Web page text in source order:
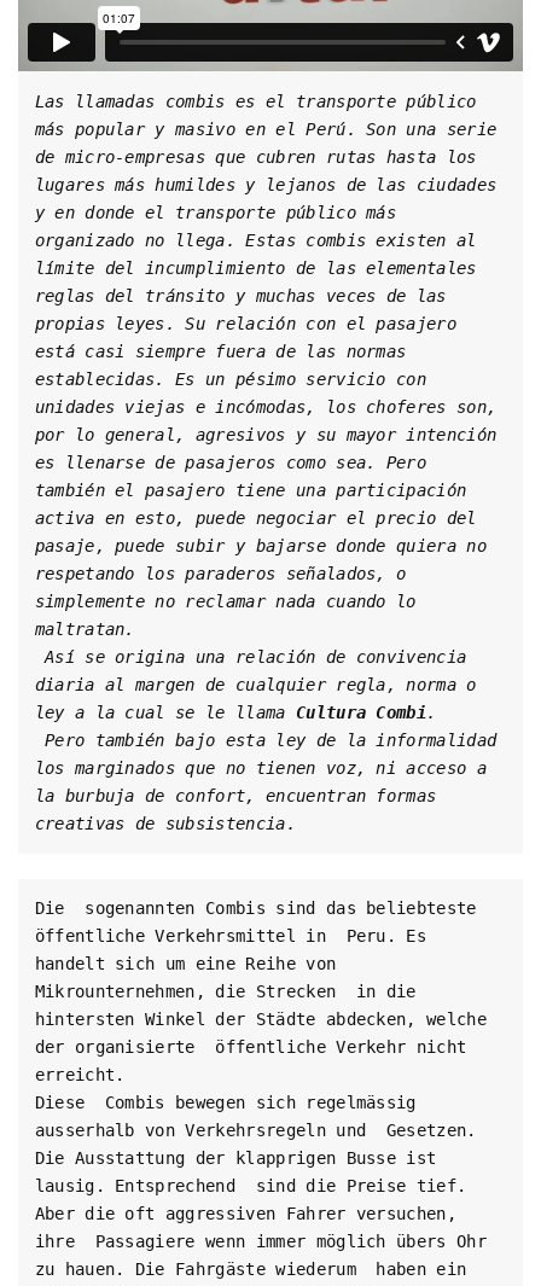
Las llamadas combis es el transporte público
más popular y masivo en el Perú. Son una serie
de micro-empresas que cubren rutas hasta los
lugares más humildes y lejanos de las ciudades
y en donde el transporte público más
organizado no llega. Estas combis existen al
límite del incumplimiento de las elementales
reglas del tránsito y muchas veces de las
propias leyes. Su relación con el pasajero
está casi siempre fuera de las normas
establecidas. Es un pésimo servicio con
unidades viejas e incómodas, los choferes son,
por lo general, agresivos y su mayor intención
es llenarse de pasajeros como sea. Pero
también el pasajero tiene una participación
activa en esto, puede negociar el precio del
pasaje, puede subir y bajarse donde quiera no
respetando los paraderos señalados, o
simplemente no reclamar nada cuando lo
maltratan.
diaria al margen de cualquier regla, norma o
ley a la cual se le llama Cultura Combi.
los marginados que no tienen voz, ni acceso a
la burbuja de confort, encuentran formas
creativas de subsistencia.
Die  sogenannten Combis sind das beliebteste
öffentliche Verkehrsmittel in  Peru. Es
handelt sich um eine Reihe von
Mikrounternehmen, die Strecken  in die
hintersten Winkel der Städte abdecken, welche
der organisierte  öffentliche Verkehr nicht
erreicht.
Diese  Combis bewegen sich regelmässig
ausserhalb von Verkehrsregeln und  Gesetzen.
Die Ausstattung der klapprigen Busse ist
lausig. Entsprechend  sind die Preise tief.
Aber die oft aggressiven Fahrer versuchen,
ihre  Passagiere wenn immer möglich übers Ohr
zu hauen. Die Fahrgäste wiederum  haben ein